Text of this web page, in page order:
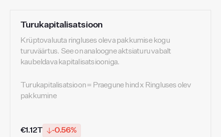
Turukapitalisatsioon
Krüptovaluuta ringluses oleva pakkumise kogu
turuväärtus. See on analoogne aktsiaturu vabalt
kaubeldava kapitalisatsiooniga.
Turukapitalisatsioon = Praegune hind x Ringluses olev
pakkumine
€1.12T -0.56%